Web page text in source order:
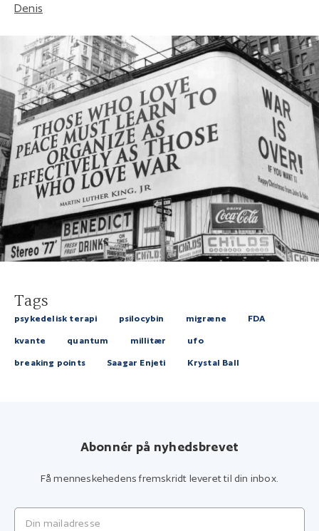
Denis
Tags
psykedelisk terapi psilocybin migræne FDA
kvante quantum millitær ufo
breaking points Saagar Enjeti Krystal Ball
Abonnér på nyhedsbrevet
Få menneskehedens fremskridt leveret til din inbox.
Din mailadresse